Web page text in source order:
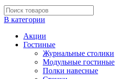
В категории
Акции
Гостиные
Журнальные столики
Модульные гостиные
Полки навесные